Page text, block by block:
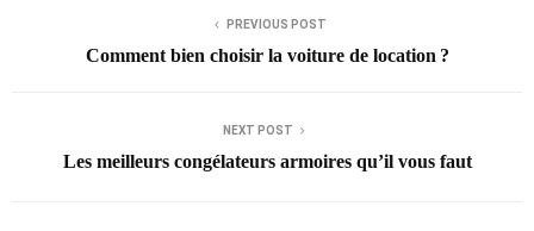
PREVIOUS POST
Comment bien choisir la voiture de location ?
NEXT POST
Les meilleurs congélateurs armoires qu’il vous faut